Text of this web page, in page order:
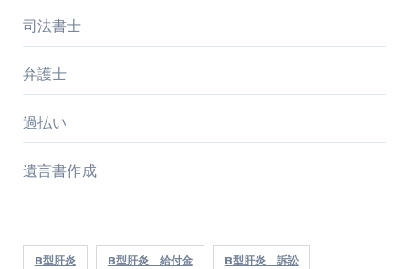
司法書士
弁護士
過払い
遺言書作成
B型肝炎 B型肝炎 給付金 B型肝炎 訴訟